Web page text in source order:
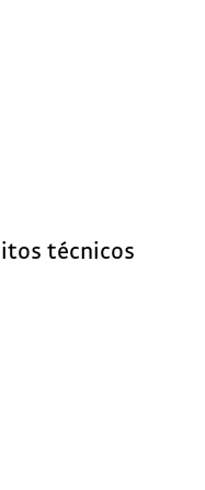
técnicos